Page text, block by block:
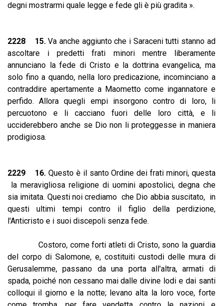
degni mostrarmi quale legge e fede gli è più gradita ».
2228 15.Va anche aggiunto che i Saraceni tutti stanno ad
ascoltare i predetti frati minori mentre liberamente
annunciano la fede di Cristo e la dottrina evangelica, ma
solo fino a quando, nella loro predicazione, incominciano a
contraddire apertamente a Maometto come ingannatore e
perfido. Allora quegli empi insorgono contro di loro, li
percuotono e li cacciano fuori delle loro città, e li
ucciderebbero anche se Dio non li proteggesse in maniera
prodigiosa.
2229 16. Questo è il santo Ordine dei frati minori, questa
la meravigliosa religione di uomini apostolici, degna che
sia imitata. Questi noi crediamo che Dio abbia suscitato, in
questi ultimi tempi contro il figlio della perdizione,
l'Anticristo e i suoi discepoli senza fede.
Costoro, come forti atleti di Cristo, sono la guardia
del corpo di Salomone, e, costituiti custodi delle mura di
Gerusalemme, passano da una porta all'altra, armati di
spada, poiché non cessano mai dalle divine lodi e dai santi
colloqui il giorno e la notte; levano alta la loro voce, forte